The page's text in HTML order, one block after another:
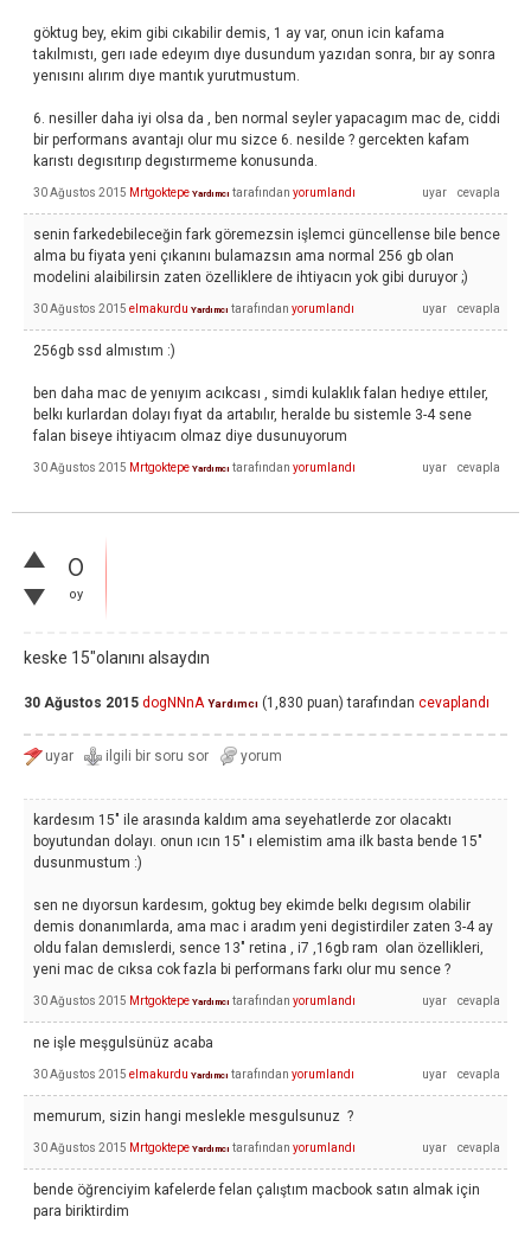
göktug bey, ekim gibi cıkabilir demis, 1 ay var, onun icin kafama
takılmıstı, gerı ıade edeyım dıye dusundum yazıdan sonra, bır ay sonra
yenısını alırım dıye mantık yurutmustum.
6. nesiller daha iyi olsa da , ben normal seyler yapacagım mac de, ciddi
bir performans avantajı olur mu sizce 6. nesilde ? gercekten kafam
karıstı degısıtırıp degıstırmeme konusunda.
30 Ağustos 2015 Mrtgoktepe Yardımcı tarafından yorumlandı
senin farkedebileceğin fark göremezsin işlemci güncellense bile bence
alma bu fiyata yeni çıkanını bulamazsın ama normal 256 gb olan
modelini alaibilirsin zaten özelliklere de ihtiyacın yok gibi duruyor ;)
30 Ağustos 2015 elmakurdu Yardımcı tarafından yorumlandı
256gb ssd almıstım :)
ben daha mac de yenıyım acıkcası , simdi kulaklık falan hedıye ettıler,
belkı kurlardan dolayı fıyat da artabılır, heralde bu sistemle 3-4 sene
falan biseye ihtiyacım olmaz diye dusunuyorum
30 Ağustos 2015 Mrtgoktepe Yardımcı tarafından yorumlandı
0
oy
keske 15"olanını alsaydın
30 Ağustos 2015 dogNNnA Yardımcı (1,830 puan) tarafından cevaplandı
kardesım 15" ile arasında kaldım ama seyehatlerde zor olacaktı
boyutundan dolayı. onun ıcın 15" ı elemistim ama ilk basta bende 15"
dusunmustum :)
sen ne dıyorsun kardesım, goktug bey ekimde belkı degısım olabilir
demis donanımlarda, ama mac i aradım yeni degistirdiler zaten 3-4 ay
oldu falan demıslerdi, sence 13" retina , i7 ,16gb ram olan özellikleri,
yeni mac de cıksa cok fazla bi performans farkı olur mu sence ?
30 Ağustos 2015 Mrtgoktepe Yardımcı tarafından yorumlandı
ne işle meşgulsünüz acaba
30 Ağustos 2015 elmakurdu Yardımcı tarafından yorumlandı
memurum, sizin hangi meslekle mesgulsunuz ?
30 Ağustos 2015 Mrtgoktepe Yardımcı tarafından yorumlandı
bende öğrenciyim kafelerde felan çalıştım macbook satın almak için
para biriktirdim